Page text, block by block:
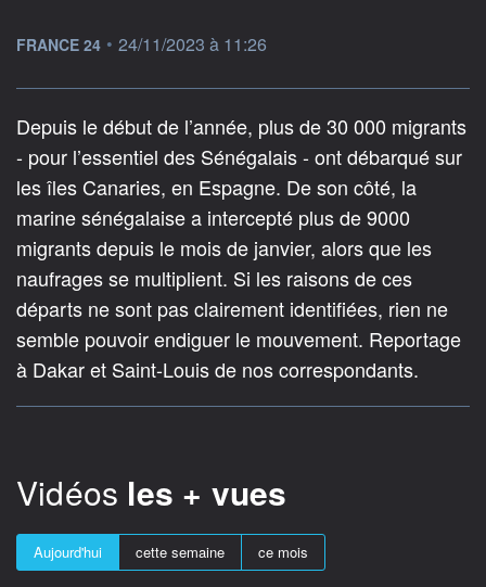
information fournie par
FRANCE 24 • 24/11/2023 à 11:26
Depuis le début de l’année, plus de 30 000 migrants
- pour l’essentiel des Sénégalais - ont débarqué sur
les îles Canaries, en Espagne. De son côté, la
marine sénégalaise a intercepté plus de 9000
migrants depuis le mois de janvier, alors que les
naufrages se multiplient. Si les raisons de ces
départs ne sont pas clairement identifiées, rien ne
semble pouvoir endiguer le mouvement. Reportage
à Dakar et Saint-Louis de nos correspondants.
Vidéos les + vues
Aujourd'hui cette semaine ce mois